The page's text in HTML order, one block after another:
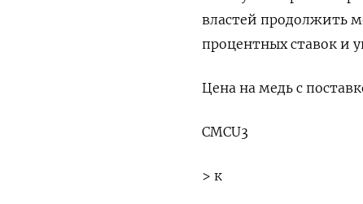
властей продолжить
процентных ставок и
Цена на медь с
CMCU3
> к